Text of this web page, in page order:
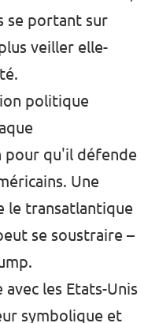
se portant sur
veiller elle-
politique
pour qu'il défende
Une
le transatlantique
se soustraire –
les Etats-Unis
symbolique et